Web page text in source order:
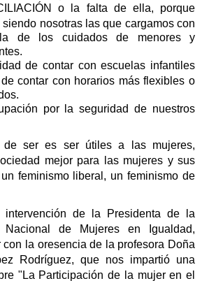
o la falta de ella, porque
nosotras las que cargamos con
de los cuidados de menores y
de contar con escuelas infantiles
contar con horarios más flexibles o
por la seguridad de nuestros
de ser es ser útiles a las mujeres,
mejor para las mujeres y sus
feminismo liberal, un feminismo de
de la Presidenta de la
Nacional de Mujeres en Igualdad,
con la oresencia de la profesora Doña
Rodríguez, que nos impartió una
"La Participación de la mujer en el